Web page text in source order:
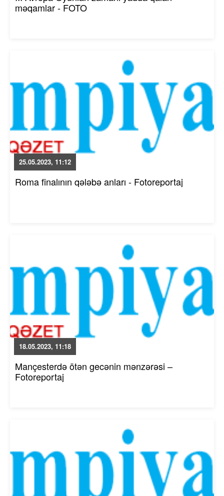
məqamlar - FOTO
25.05.2023, 11:12
Roma finalının qələbə anları - Fotoreportaj
18.05.2023, 11:18
Mançesterdə ötən gecənin mənzərəsi –
Fotoreportaj